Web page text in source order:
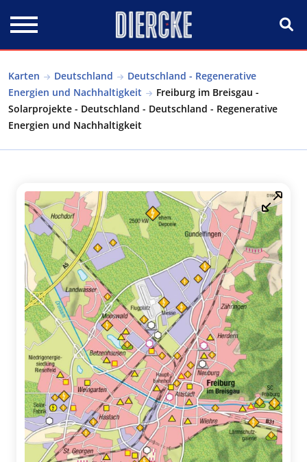
Karten Deutschland
Deutschland - Regenerative
Energien und Nachhaltigkeit
Freiburg im Breisgau -
Solarprojekte - Deutschland - Deutschland - Regenerative
Energien und Nachhaltigkeit